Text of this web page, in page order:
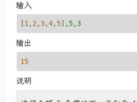
输入
[1 , 2 , 3,4, 5] ,5,3
输出
15
说明